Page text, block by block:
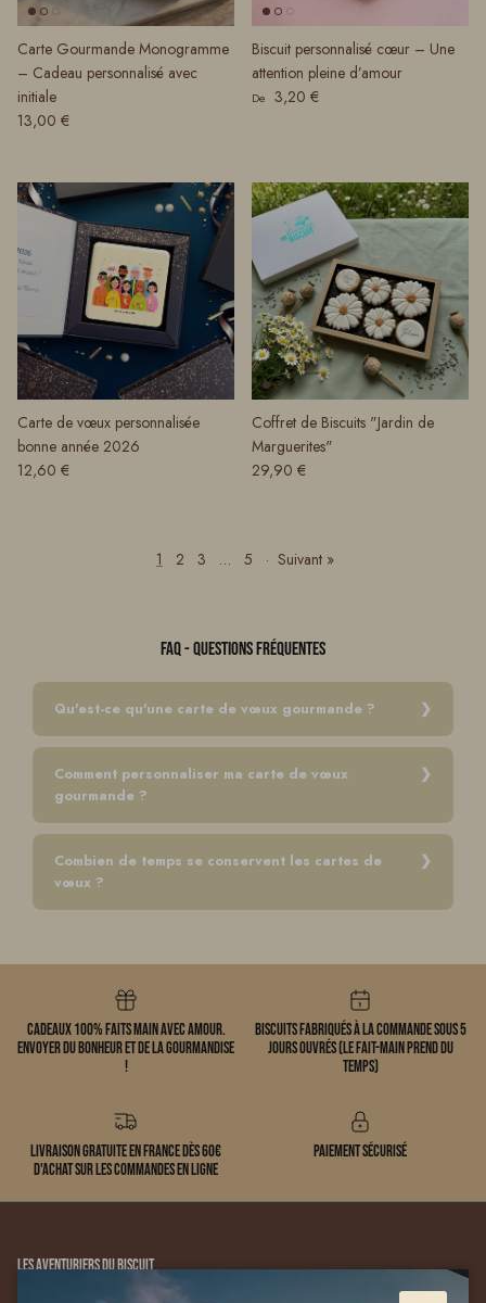
Carte Gourmande Monogramme
– Cadeau personnalisé avec
initiale
Prix habituel
13,00 €
Biscuit personnalisé cœur – Une
attention pleine d’amour
Prix habituel
De 3,20 €
Carte de vœux personnalisée
bonne année 2026
Prix habituel
12,60 €
Coffret de Biscuits "Jardin de
Marguerites"
Prix habituel
29,90 €
1 2 3 … 5 · Suivant »
FAQ - Questions fréquentes
Qu'est-ce qu'une carte de vœux gourmande ?
Comment personnaliser ma carte de vœux
gourmande ?
Combien de temps se conservent les cartes de
vœux ?
Cadeaux 100% faits main avec amour.
Envoyer du bonheur et de la gourmandise
!
Biscuits fabriqués à la commande sous 5
jours ouvrés (le fait-main prend du
temps)
Livraison gratuite en France dès 60€
d'achat sur les commandes en ligne
Paiement sécurisé
Les Aventuriers du Biscuit
Délicieux biscuits décorés, créés et fabriqués à la main et avec passion